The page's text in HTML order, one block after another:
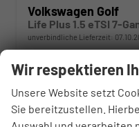
Volkswagen Golf
Life Plus 1.5 eTSI 7-
unverbindliche Lieferzeit:
Fahrzeugnr. 114825
Benzin
Leistung 110 kW (150 PS)
Wir respektieren
Unsere Website setzt
Sie bereitzustellen.